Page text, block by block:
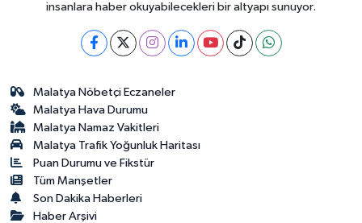
insanlara haber okuyabilecekleri bir altyapı sunuyor.
Malatya Nöbetçi Eczaneler
Malatya Hava Durumu
Malatya Namaz Vakitleri
Malatya Trafik Yoğunluk Haritası
Puan Durumu ve Fikstür
Tüm Manşetler
Son Dakika Haberleri
Haber Arşivi